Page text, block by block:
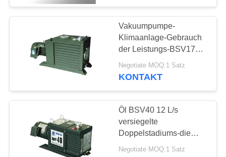
Hochvakuum-Ventil
Vakuumpumpe-
Klimaanlage-Gebrauch
der Leistungs-BSV175
Hochgeschwindigkeits-
175m3/h
Negotiate MOQ:1 Satz
KONTAKT
Öl BSV40 12 L/s
versiegelte
Doppelstadiums-die
Drehschaufel-
Negotiate MOQ:1 Satz